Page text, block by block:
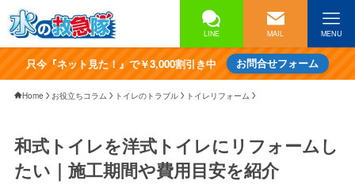
LINE MAIL MENU
只今『ネット見た！』で￥3,000割引き中 お問合せフォーム
Home お役立ちコラム トイレのトラブル トイレリフォーム
和式トイレを洋式トイレにリフォームし
たい｜施工期間や費用目安を紹介